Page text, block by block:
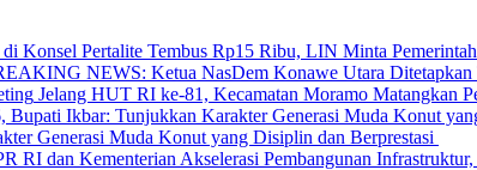
‎Pertalite Tembus Rp15 Ribu, LIN Minta
NEWS: Ketua NasDem Konawe Utara Ditetapkan
‎Jelang HUT RI ke-81, Kecamatan Moramo Matangkan
Generasi Muda Konut yang Disiplin dan Berprestasi
Akselerasi Pembangunan